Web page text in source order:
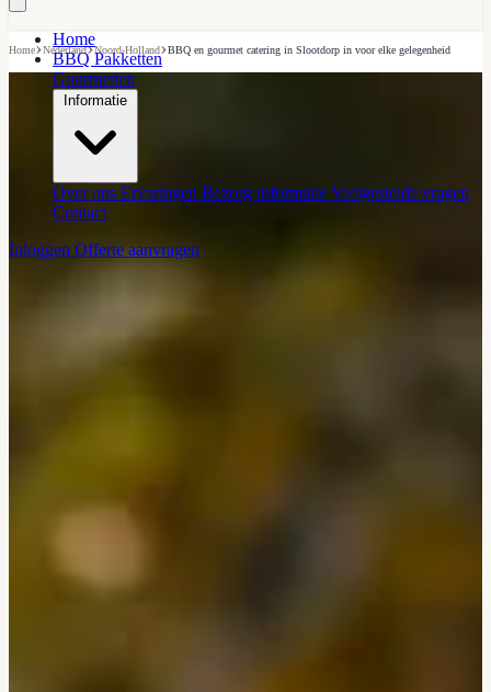
Home
BBQ Pakketten
Gourmetten
Informatie
Over ons Ervaringen Bezorg informatie Veelgestelde vragen
Contact
Inloggen Offerte aanvragen
Home›Nederland›Noord-Holland›BBQ en gourmet catering in Slootdorp in voor elke gelegenheid